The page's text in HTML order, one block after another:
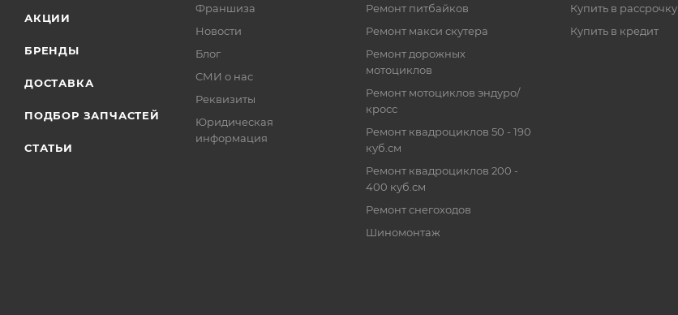
АКЦИИ
БРЕНДЫ
ДОСТАВКА
ПОДБОР ЗАПЧАСТЕЙ
СТАТЬИ
Франшиза
Новости
Блог
СМИ о нас
Реквизиты
Юридическая
информация
Ремонт питбайков
Ремонт макси скутера
Ремонт дорожных
мотоциклов
Ремонт мотоциклов эндуро/
кросс
Ремонт квадроциклов 50 - 190
куб.см
Ремонт квадроциклов 200 -
400 куб.см
Ремонт снегоходов
Шиномонтаж
Купить в рассрочку
Купить в кредит